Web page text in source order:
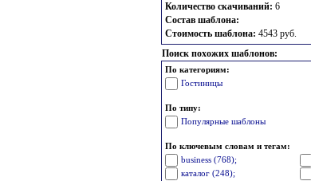
Количество скачиваний: 6
Состав шаблона:
Стоимость шаблона: 4543 руб.
Поиск похожих шаблонов:
По категориям:
Гостиницы
По типу:
Популярные шаблоны
По ключевым словам и тегам:
business (768);
каталог (248);